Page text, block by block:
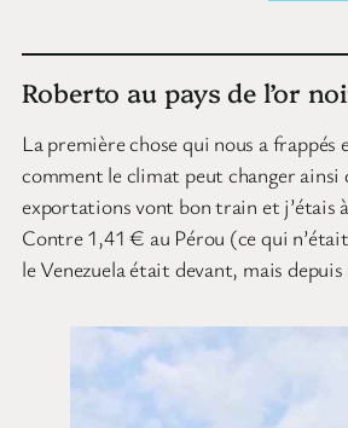
Roberto au pays de l’or
La première chose qui nous a frappés
comment le climat peut changer ainsi
exportations vont bon train et j’étais
Contre 1,41 € au Pérou (ce qui
le Venezuela était devant, mais